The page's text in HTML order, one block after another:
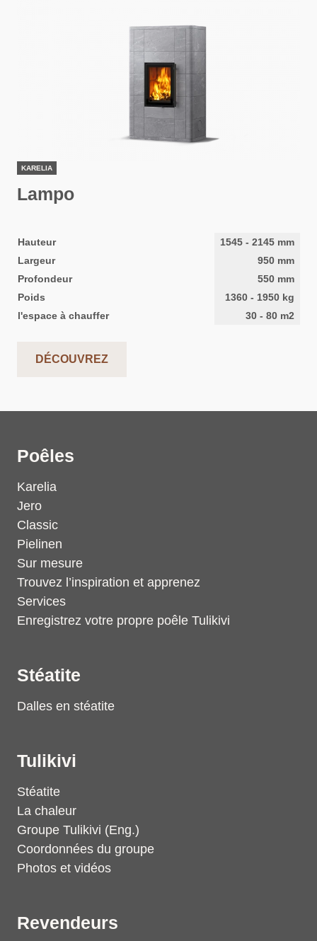
KARELIA
Lampo
Hauteur 1545 - 2145 mm
Largeur
950 mm
Profondeur
550 mm
Poids
1360 - 1950 kg
l'espace à chauffer
30 - 80 m2
DÉCOUVREZ
Poêles
Karelia
Jero
Classic
Pielinen
Sur mesure
Trouvez l’inspiration et apprenez
Services
Enregistrez votre propre poêle Tulikivi
Stéatite
Dalles en stéatite
Tulikivi
Stéatite
La chaleur
Groupe Tulikivi (Eng.)
Coordonnées du groupe
Photos et vidéos
Revendeurs